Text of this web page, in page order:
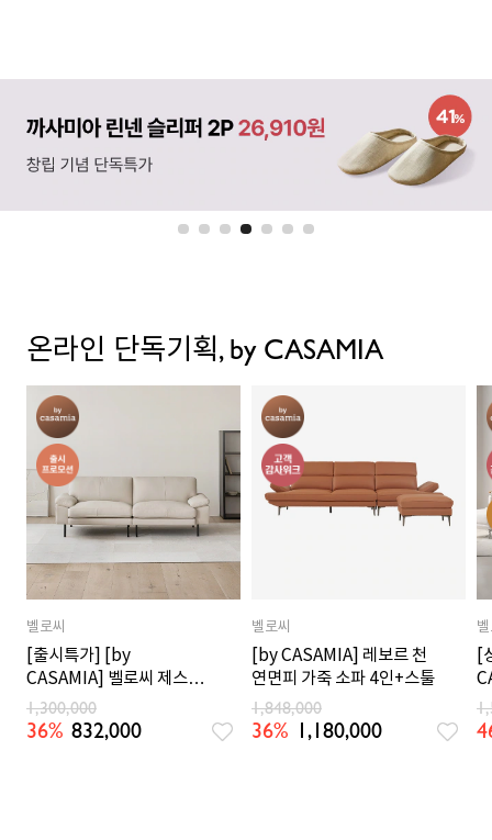
온라인 단독기획, by CASAMIA
벨로씨
[출시특가] [by
CASAMIA] 벨로씨 제스토
천연면피 가죽 소파 3인_크
림오트
1,300,000
36% 832,000
벨로씨
[by CASAMIA] 레보르 천
연면피 가죽 소파 4인+스툴
1,848,000
36% 1,180,000
[